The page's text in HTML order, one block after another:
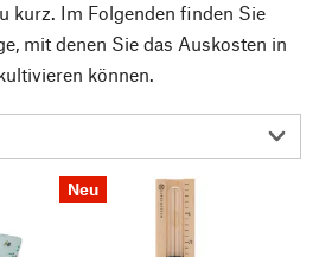
kurz. Im Folgenden finden Sie
mit denen Sie das Auskosten in
können.
Neu